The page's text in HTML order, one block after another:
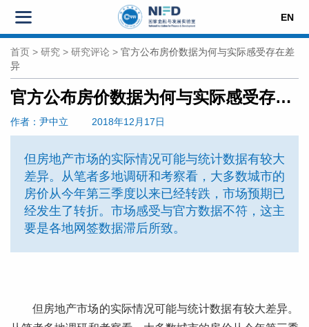
EN
首页 > 研究 > 研究评论 > 官方公布房价数据为何与实际感受存在差
异
官方公布房价数据为何与实际感受存在差异
作者 ：尹中立 2018年12月17日
但房地产市场的实际情况可能与统计数据有较大
差异。从笔者多地调研和考察看，大多数城市的
房价从今年第三季度以来已经转跌，市场预期已
经发生了转折。市场感受与官方数据不符，这主
要是各地网签数据滞后所致。
但房地产市场的实际情况可能与统计数据有较大差异。